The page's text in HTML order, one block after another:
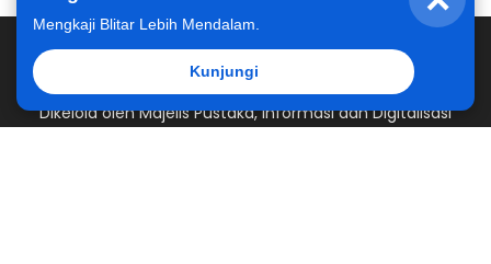
Mengkaji Blitar Lebih Mendalam.
Kunjungi
Dikelola oleh Majelis Pustaka, Informasi dan Digitalisasi